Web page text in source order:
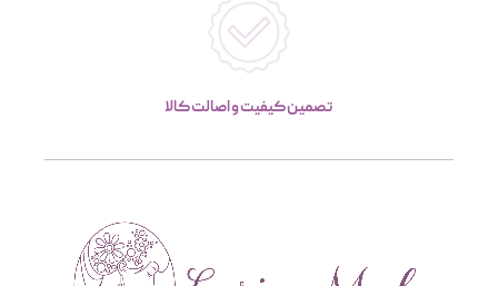
تصمین کیفیت و اصالت کالا